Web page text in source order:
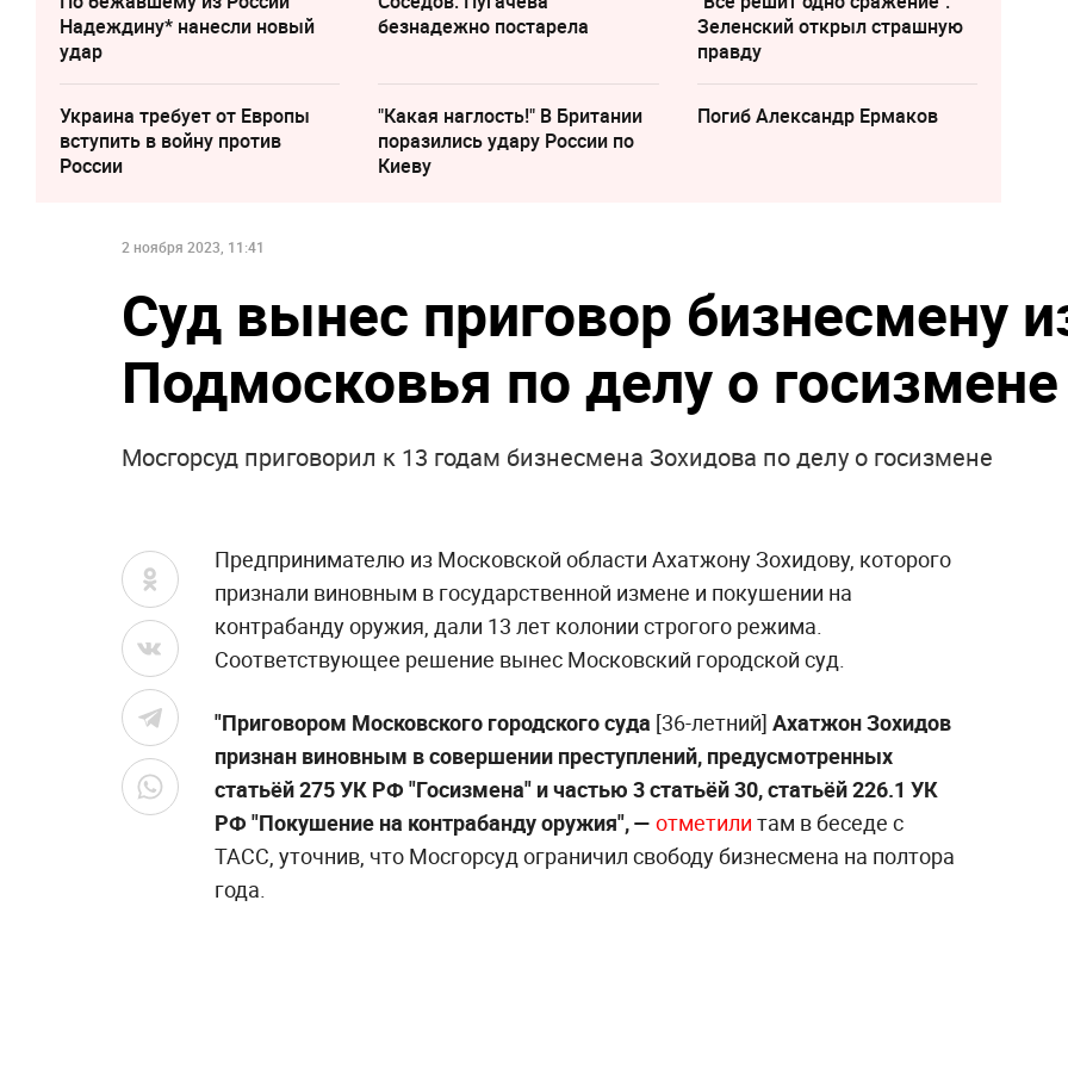
Надеждину* нанесли новый
удар
безнадежно постарела
Зеленский открыл страшную
правду
Украина требует от Европы
вступить в войну против
России
"Какая наглость!" В Британии
поразились удару России по
Киеву
Погиб Александр Ермаков
2 ноября 2023, 11:41
Суд вынес приговор бизнесмену
Подмосковья по делу о госизмене
Мосгорсуд приговорил к 13 годам бизнесмена Зохидова по делу о госизмене
Предпринимателю из Московской области Ахатжону Зохидову, которого
признали виновным в государственной измене и покушении на
контрабанду оружия, дали 13 лет колонии строгого режима.
Соответствующее решение вынес Московский городской суд.
"Приговором Московского городского суда [36-летний] Ахатжон Зохидов
признан виновным в совершении преступлений, предусмотренных
статьёй 275 УК РФ "Госизмена" и частью 3 статьёй 30, статьёй 226.1 УК
РФ "Покушение на контрабанду оружия", — отметили там в беседе с
ТАСС, уточнив, что Мосгорсуд ограничил свободу бизнесмена на полтора
года.